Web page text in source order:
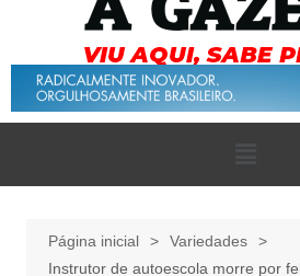
Página inicial
Variedades
Instrutor de autoescola morre por